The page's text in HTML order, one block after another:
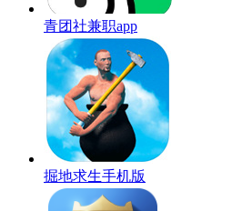
青团社兼职app
掘地求生手机版